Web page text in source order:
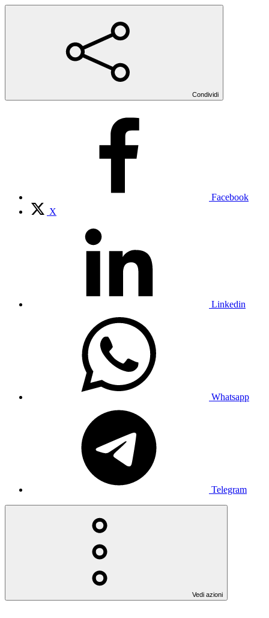
Condividi
Facebook
X
Linkedin
Whatsapp
Telegram
Vedi azioni